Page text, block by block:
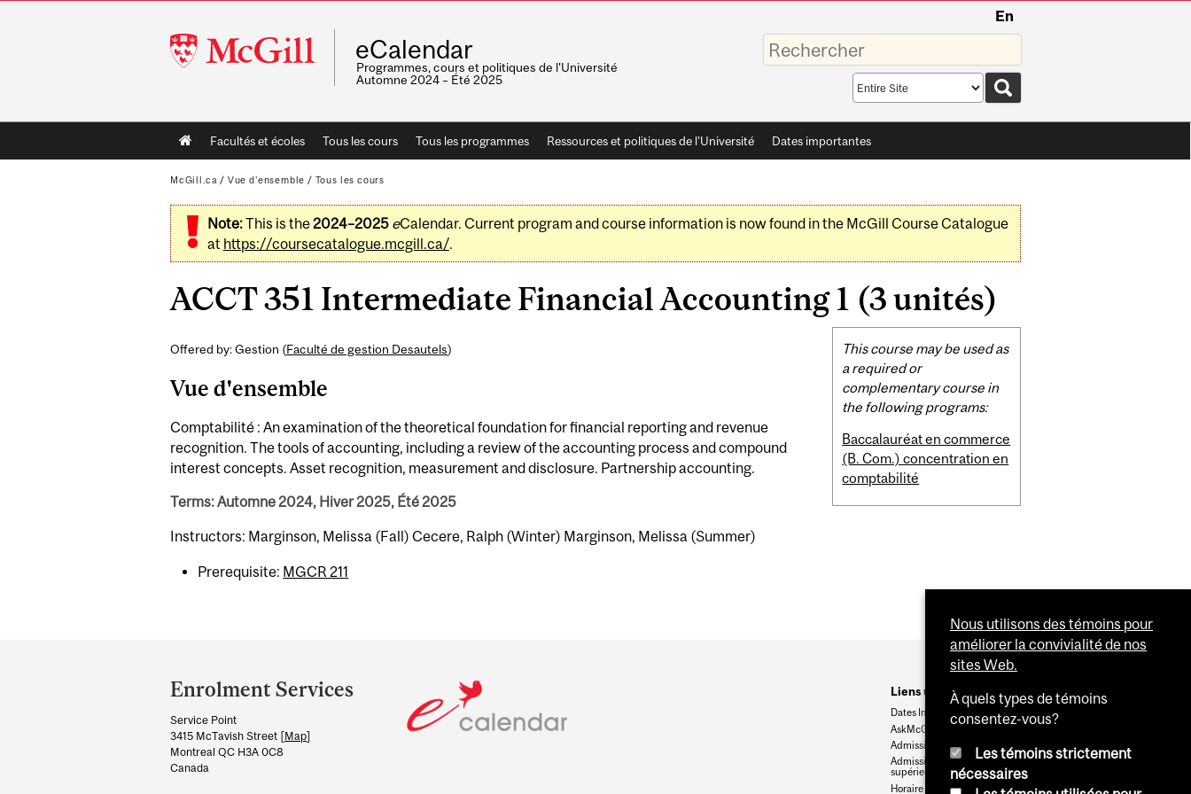
McGill
University
En
eCalendar
Programmes, cours et politiques de l'Université
Automne 2024 – Été 2025
Saisissez
vos
mots-
Search
scope
Main
navigation
Facultés et écoles Tous les cours Tous les programmes Ressources et politiques de l'Université Dates importantes
McGill.ca / Vue d'ensemble / Tous les cours
Note:This is the2024–2025 eCalendar. Current program and course information is now found in the McGill Course Catalogue
at https://coursecatalogue.mcgill.ca/.
ACCT 351 Intermediate Financial Accounting 1 (3 unités)
Offered by: Gestion (Faculté de gestion Desautels)
Vue d'ensemble
Comptabilité : An examination of the theoretical foundation for financial reporting and revenue
recognition. The tools of accounting, including a review of the accounting process and compound
interest concepts. Asset recognition, measurement and disclosure. Partnership accounting.
Terms: Automne 2024, Hiver 2025, Été 2025
Instructors: Marginson, Melissa (Fall) Cecere, Ralph (Winter) Marginson, Melissa (Summer)
Prerequisite: MGCR 211
Related
Content
This course may be used as
a required or
complementary course in
the following programs:
Baccalauréat en commerce
(B. Com.) concentration en
comptabilité
and
University
Information
Enrolment Services
Service Point
3415 McTavish Street [Map]
Montreal QC H3A 0C8
Canada
Liens utiles
Dates Importantes
AskMcGill
Admission au premier cycle
Admissions aux cycles
supérieurs et postdoctoraux
Horaire des cours
Nous utilisons des témoins pour
améliorer la convivialité de nos
sites Web.
À quels types de témoins
consentez-vous?
Les témoins strictement
nécessaires